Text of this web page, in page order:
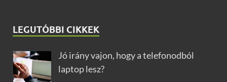
LEGUTÓBBI CIKKEK
Jó irány vajon, hogy a telefonodból
laptop lesz?